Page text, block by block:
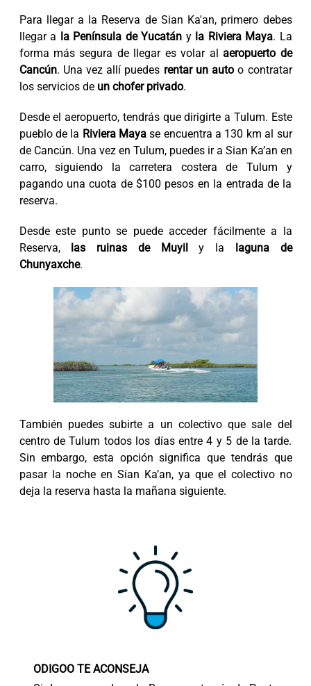
Para llegar a la Reserva de Sian Ka'an, primero debes
llegar a la Península de Yucatán y la Riviera Maya. La
forma más segura de llegar es volar alaeropuerto de
Cancún. Una vez allí puedes rentar un auto o contratar
los servicios de un chofer privado.
Desde el aeropuerto, tendrás que dirigirte a Tulum. Este
pueblo de la Riviera Mayase encuentra a 130 km al sur
de Cancún. Una vez en Tulum, puedes ir a Sian Ka’an en
carro, siguiendo la carretera costera de Tulum y
pagando una cuota de $100 pesos en la entrada de la
reserva.
Desde este punto se puede acceder fácilmente a la
Reserva, las ruinas de Muyily la laguna de
Chunyaxche.
También puedes subirte a un colectivo que sale del
centro de Tulum todos los días entre 4 y 5 de la tarde.
Sin embargo, esta opción significa que tendrás que
pasar la noche en Sian Ka’an, ya que el colectivo no
deja la reserva hasta la mañana siguiente.
ODIGOO TE ACONSEJA